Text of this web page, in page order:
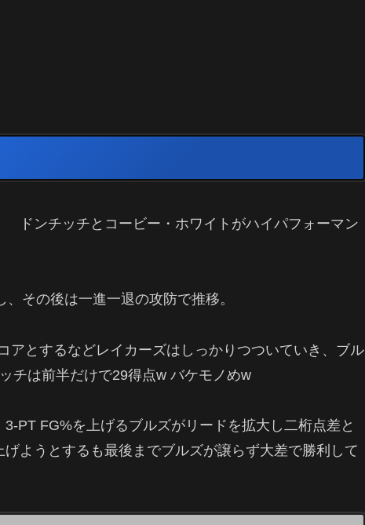
ドンチッチとコービー・ホワイトがハイパフォーマン
その後は一進一退の攻防で推移。
アとするなどレイカーズはしっかりつついていき、ブル
チは前半だけで29得点w バケモノめw
PT FG%を上げるブルズがリードを拡大し二桁点差と
ようとするも最後までブルズが譲らず大差で勝利して